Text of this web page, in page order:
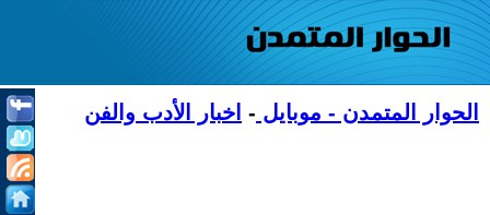
الحوار المتمدن - موبايل - اخبار الأدب والفن